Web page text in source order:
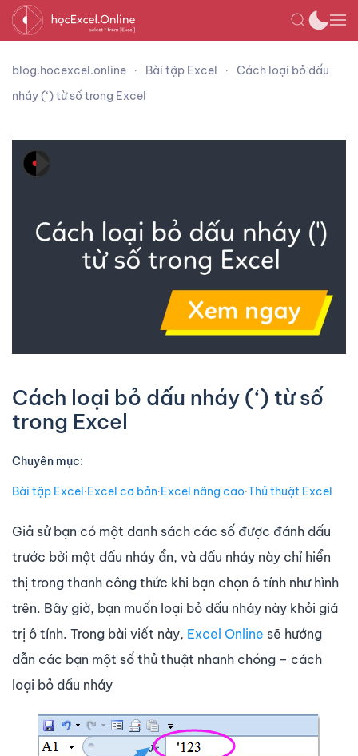
blog.hocexcel.online Bài tập Excel
Cách loại bỏ dấu
nháy (‘) từ số trong Excel
Cách loại bỏ dấu nháy (‘) từ số
trong Excel
Chuyên mục:
Bài tập Excel∙Excel cơ bản∙Excel nâng cao∙Thủ thuật Excel
Giả sử bạn có một danh sách các số được đánh dấu
trước bởi một dấu nháy ẩn, và dấu nháy này chỉ hiển
thị trong thanh công thức khi bạn chọn ô tính như hình
trên. Bây giờ, bạn muốn loại bỏ dấu nháy này khỏi giá
trị ô tính. Trong bài viết này, Excel Online sẽ hướng
dẫn các bạn một số thủ thuật nhanh chóng – cách
loại bỏ dấu nháy